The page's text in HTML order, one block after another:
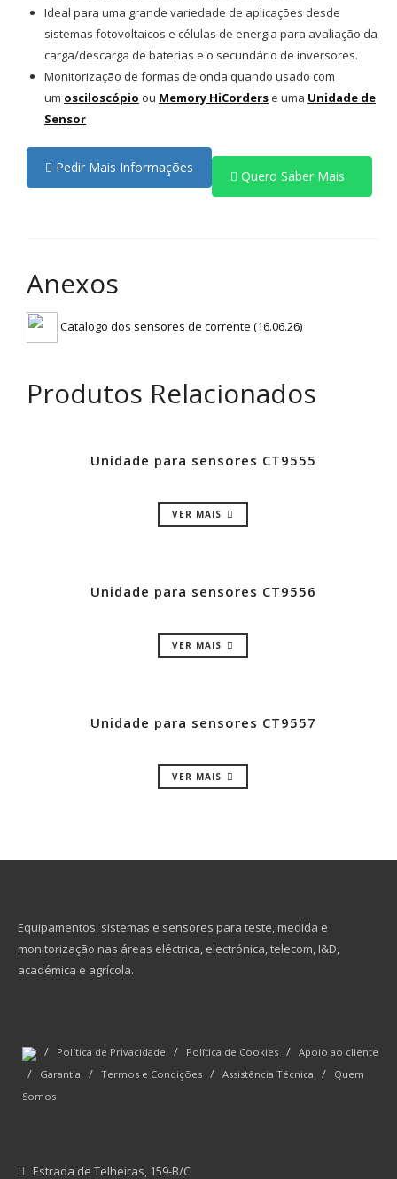
Ideal para uma grande variedade de aplicações desde
sistemas fotovoltaicos e células de energia para avaliação da
carga/descarga de baterias e o secundário de inversores.
Monitorização de formas de onda quando usado com
um osciloscópio ou Memory HiCorderse uma Unidade de
Sensor
Pedir Mais Informações
Quero Saber Mais
Anexos
Catalogo dos sensores de corrente (16.06.26)
Produtos Relacionados
Unidade para sensores CT9555
VER MAIS
Unidade para sensores CT9556
VER MAIS
Unidade para sensores CT9557
VER MAIS
Equipamentos, sistemas e sensores para teste, medida e
monitorização nas áreas eléctrica, electrónica, telecom, I&D,
académica e agrícola.
/ Política de Privacidade / Política de Cookies / Apoio ao cliente
/ Garantia / Termos e Condições / Assistência Técnica /
Quem
Somos
Estrada de Telheiras, 159-B/C